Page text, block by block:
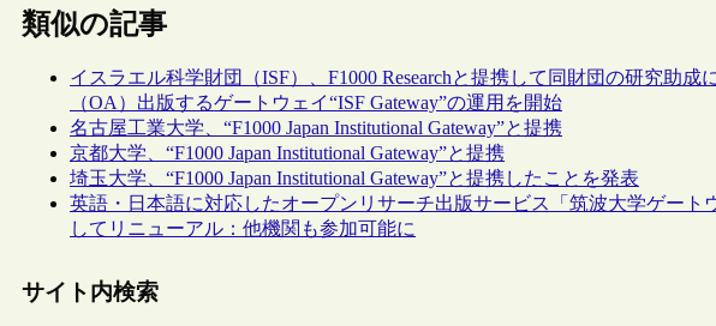
類似の記事
イスラエル科学財団（ISF）、F1000 Researchと提携して同財団の研究助
（OA）出版するゲートウェイ“ISF Gateway”の運用を開始
名古屋工業大学、“F1000 Japan Institutional Gateway”と提携
京都大学、“F1000 Japan Institutional Gateway”と提携
埼玉大学、“F1000 Japan Institutional Gateway”と提携したことを発表
英語・日本語に対応したオープンリサーチ出版サービス「筑波大学ゲートウ
してリニューアル：他機関も参加可能に
サイト内検索